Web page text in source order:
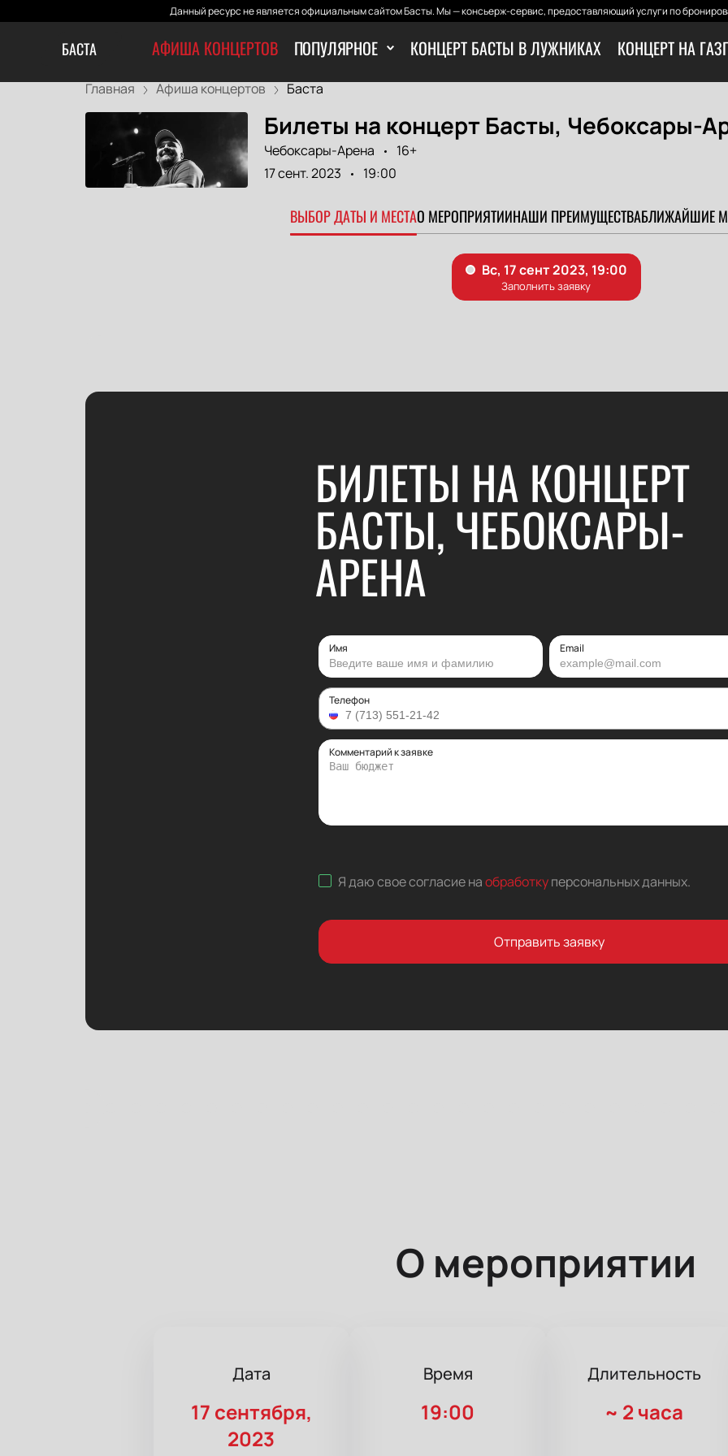
Данный ресурс не является официальным сайтом Басты. Мы — консьерж-сервис, предоставляющий услуги по
БАСТА АФИША КОНЦЕРТОВ ПОПУЛЯРНОЕ КОНЦЕРТ БАСТЫ В ЛУЖНИКАХ КОНЦЕРТ НА
Главная Афиша концертов Баста
Билеты на концерт Басты, Чебоксары-
Чебоксары-Арена
16+
17 сент. 2023
19:00
ВЫБОР ДАТЫ И МЕСТАО МЕРОПРИЯТИИНАШИ ПРЕИМУЩЕСТВАБЛИЖАЙШИЕ
БИЛЕТЫ НА КОНЦЕРТ
БАСТЫ, ЧЕБОКСАРЫ-
АРЕНА
Имя Email
Телефон
Комментарий к заявке
Я даю свое согласие наобработку персональных данных.
Отправить заявку
О мероприятии
Дата
17 сентября,
2023
Время
19:00
Длительность
~ 2 часа